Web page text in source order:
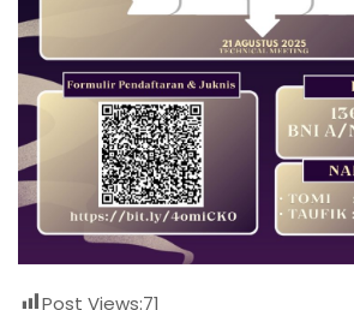
Post Views:71